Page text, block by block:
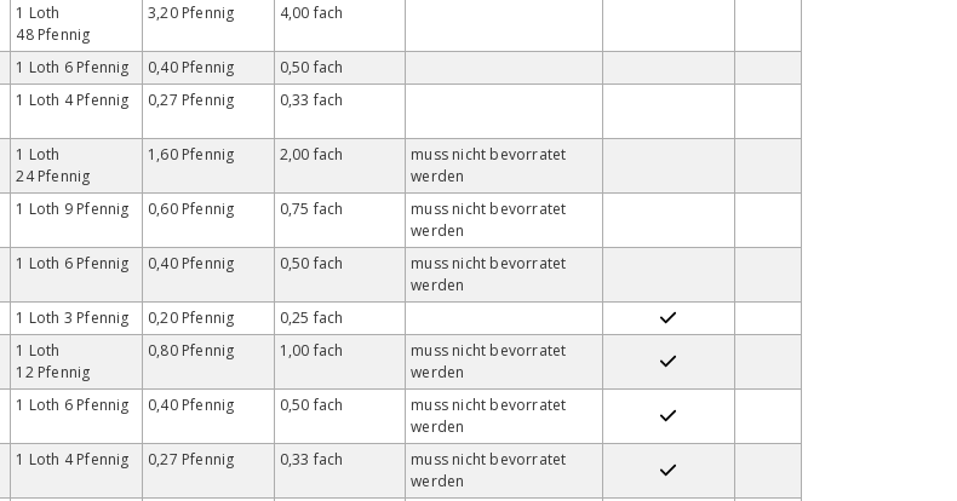
1 Loth
48 Pfennig
3,20 Pfennig 4,00 fach
1 Loth 6 Pfennig 0,40 Pfennig
0,50 fach
1 Loth 4 Pfennig 0,27 Pfennig 0,33 fach
1 Loth
24 Pfennig
1,60 Pfennig 2,00 fach
muss nicht bevorratet
werden
1 Loth 9 Pfennig 0,60 Pfennig 0,75 fach
muss nicht bevorratet
werden
1 Loth 6 Pfennig 0,40 Pfennig 0,50 fach
muss nicht bevorratet
werden
1 Loth 3 Pfennig 0,20 Pfennig
0,25 fach
1 Loth
12 Pfennig
0,80 Pfennig 1,00 fach
muss nicht bevorratet
werden
1 Loth 6 Pfennig 0,40 Pfennig 0,50 fach
muss nicht bevorratet
werden
1 Loth 4 Pfennig 0,27 Pfennig 0,33 fach
muss nicht bevorratet
werden